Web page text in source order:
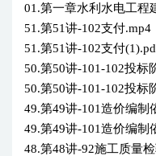
01.第一章水利水电工程
51.第51讲-102支付.mp4
51.第51讲-102支付
50.第50讲-101-102投标
50.第50讲-101-102投标
49.第49讲-101造价编制
49.第49讲-101造价编制
48.第48讲-92施工质量